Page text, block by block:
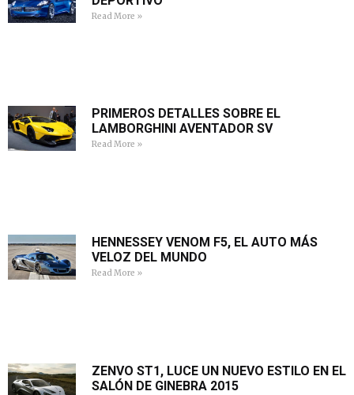
Read More »
PRIMEROS DETALLES SOBRE EL
LAMBORGHINI AVENTADOR SV
Read More »
HENNESSEY VENOM F5, EL AUTO MÁS
VELOZ DEL MUNDO
Read More »
ZENVO ST1, LUCE UN NUEVO ESTILO EN EL
SALÓN DE GINEBRA 2015